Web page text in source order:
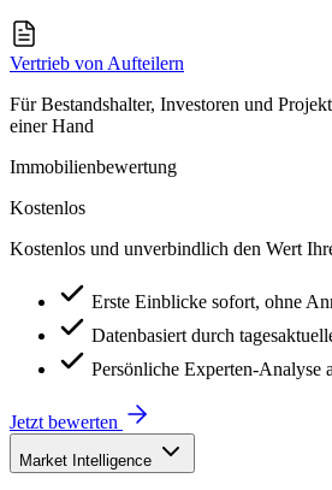
Vertrieb von Aufteilern
Für Bestandshalter, Investoren und
einer Hand
Immobilienbewertung
Kostenlos
Kostenlos und unverbindlich den Wert
Erste Einblicke sofort, ohne
Datenbasiert durch
Persönliche Experten-Analyse
Jetzt bewerten
Market Intelligence